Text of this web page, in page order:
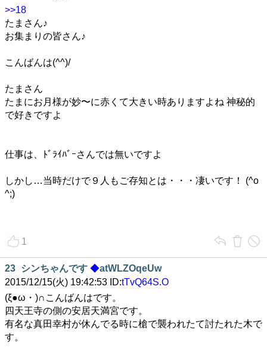
>>18
たまさん♪
お集まりの皆さん♪
こんばんは(^^)/
たまさん
たまにお月様が妙〜に赤くて大きい時ありますよね 神秘的
で好きですよ
仕事は、ﾄﾞﾗｲﾊﾞｰさんでは無いですよ
しかし…当時だけで９人もご存知とは・・・凄いです！ (^o
^;)
1
23 シンちゃんです ◆atWLZOqeUw
2015/12/15(火) 19:42:53 ID:tTvQ64S.O
(ξ●ω・)∩こんばんはです。
四天王寺の側の安居天満宮です。
有名な真田幸村が休んでる時に槍で襲われたて討たれた木で
す。